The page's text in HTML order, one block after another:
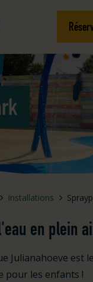
Installations
en plein
Julianahoeve est
pour les enfants !